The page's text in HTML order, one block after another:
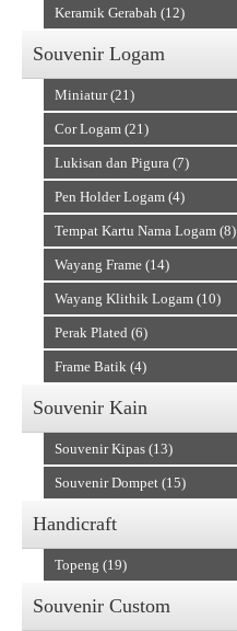
Keramik Gerabah (12)
Souvenir Logam
Miniatur (21)
Cor Logam (21)
Lukisan dan Pigura (7)
Pen Holder Logam (4)
Tempat Kartu Nama Logam (8)
Wayang Frame (14)
Wayang Klithik Logam (10)
Perak Plated (6)
Frame Batik (4)
Souvenir Kain
Souvenir Kipas (13)
Souvenir Dompet (15)
Handicraft
Topeng (19)
Souvenir Custom